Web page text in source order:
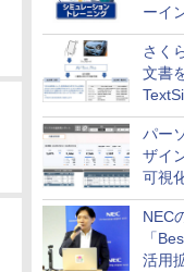
ーイ
と危
練す
さく
文書
のデ
パー
ザイ
可視
化サ
NEC
「
活用